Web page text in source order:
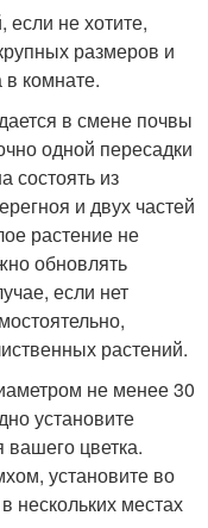
если не хотите,
размеров и
комнате.
в смене почвы
одной пересадки
состоять из
и двух частей
растение не
обновлять
если нет
растений.
не менее 30
установите
цветка.
установите во
нескольких местах